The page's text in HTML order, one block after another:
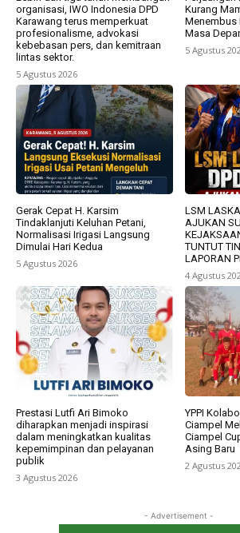
organisasi, IWO Indonesia DPD
Karawang terus memperkuat
profesionalisme, advokasi
kebebasan pers, dan kemitraan
lintas sektor.
5 Agustus 2026
Kurang
Menembus
Masa
5 Agustus
Gerak Cepat H. Karsim
Tindaklanjuti Keluhan Petani,
Normalisasi Irigasi Langsung
Dimulai Hari Kedua
5 Agustus 2026
LSM
AJUKAN
TUNTUT
LAPORAN
4 Agustus
Prestasi Lutfi Ari Bimoko
diharapkan menjadi inspirasi
dalam meningkatkan kualitas
kepemimpinan dan pelayanan
publik
3 Agustus 2026
YPPI
Ciampel
Ciampel
Asing Baru
2 Agustus
- Advertisement -